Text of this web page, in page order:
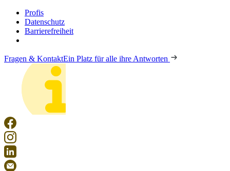
Profis
Datenschutz
Barrierefreiheit
Fragen & KontaktEin Platz für alle ihre Antworten